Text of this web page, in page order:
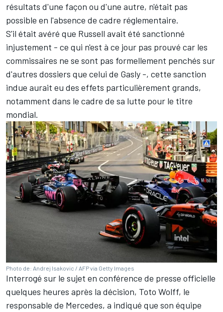
résultats d'une façon ou d'une autre, n'était pas
possible en l'absence de cadre réglementaire.
S'il était avéré que Russell avait été sanctionné
injustement - ce qui n'est à ce jour pas prouvé car les
commissaires ne se sont pas formellement penchés sur
d'autres dossiers que celui de Gasly -, cette sanction
indue aurait eu des effets particulièrement grands,
notamment dans le cadre de sa lutte pour le titre
mondial.
Photo de: Andrej Isakovic / AFP via Getty Images
Interrogé sur le sujet en conférence de presse officielle
quelques heures après la décision, Toto Wolff, le
responsable de Mercedes, a indiqué que son équipe